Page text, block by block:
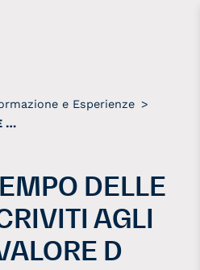
e Esperienze >
TORNA IL TEMPO DELLE DONNE, ISCRIVITI AGLI EVENTI DI VALORE D
DELLE
AGLI
D